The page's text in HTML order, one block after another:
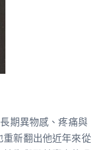
期異物感、疼痛與
重新翻出他近年來從